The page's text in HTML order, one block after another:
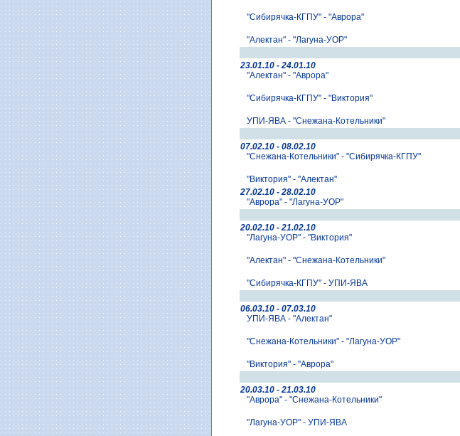
"Сибирячка-КГПУ" - "Аврора"
"Алектан" - "Лагуна-УОР"
23.01.10 - 24.01.10
"Алектан" - "Аврора"
"Сибирячка-КГПУ" - "Виктория"
УПИ-ЯВА - "Снежана-Котельники"
07.02.10 - 08.02.10
"Снежана-Котельники" - "Сибирячка-КГПУ"
"Виктория" - "Алектан"
27.02.10 - 28.02.10
"Аврора" - "Лагуна-УОР"
20.02.10 - 21.02.10
"Лагуна-УОР" - "Виктория"
"Алектан" - "Снежана-Котельники"
"Сибирячка-КГПУ" - УПИ-ЯВА
06.03.10 - 07.03.10
УПИ-ЯВА - "Алектан"
"Снежана-Котельники" - "Лагуна-УОР"
"Виктория" - "Аврора"
20.03.10 - 21.03.10
"Аврора" - "Снежана-Котельники"
"Лагуна-УОР" - УПИ-ЯВА